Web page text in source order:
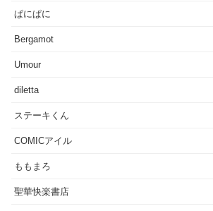
エイトリフティング・持久走・料理彼女はでき
オナニーは週3回する。チンポのサイズは20cm
癖の人に刺さって欲しい！■・イチャラブ母子
寝取られ要素はありません）・ひたすら全肯定
さん好き必見！・アヘ顔と下品なオホ声好きな
お母さんがアホになりながらSEXしていると
なオバサンなのに興奮してくれるの？みたいな
お母さんが好きな人！■ジャンル■人妻・主婦/
いハメ撮り/同人AV撮影/コスプレ■収録■1.本編
画像4.PDF（高画質・標準）Read me はじめ
注意事項■・本作品は成人向け作品です。登場
て18歳以上であり全て架空のものです。・実
体・事件等とは一切関係ありません。・18歳未
と嬉しいです！「製作スタッフ」《シナリオ》丸村架純
ぱにぱに
Bergamot
Umour
diletta
ステーキくん
COMICアイル
ももまろ
聖華快楽書店